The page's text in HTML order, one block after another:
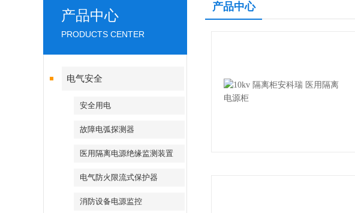
产品中心
PRODUCTS CENTER
电气安全
安全用电
故障电弧探测器
医用隔离电源绝缘监测装置
电气防火限流式保护器
消防设备电源监控
产品中心